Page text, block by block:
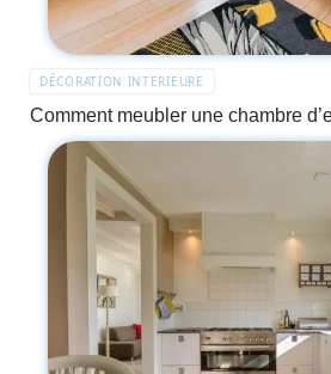
DÉCORATION INTERIEURE
Comment meubler une chambre